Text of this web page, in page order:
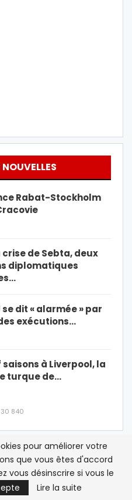
Rabat-Stockholm
de Sebta, deux
diplomatiques
se dit « alarmée » par
exécutions…
à Liverpool, la
turque de…
30 840
LUS
de la zone grise
pour améliorer votre
que vous êtes d'accord
vous désinscrire si vous le
Lire la suite